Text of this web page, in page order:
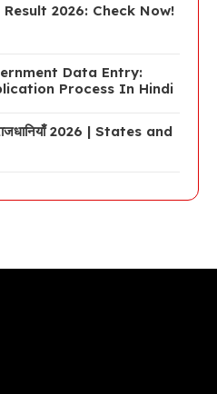
2026: Check Now!
Data Entry:
Process In Hindi
2026 | States and